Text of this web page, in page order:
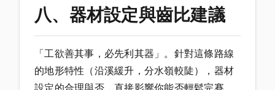
八、器材設定與齒比建議
「工欲善其事，必先利其器」。針對這條路線
的地形特性（沿溪緩升，分水嶺較陡），器材
設定的合理與否，直接影響你能否輕鬆完賽。